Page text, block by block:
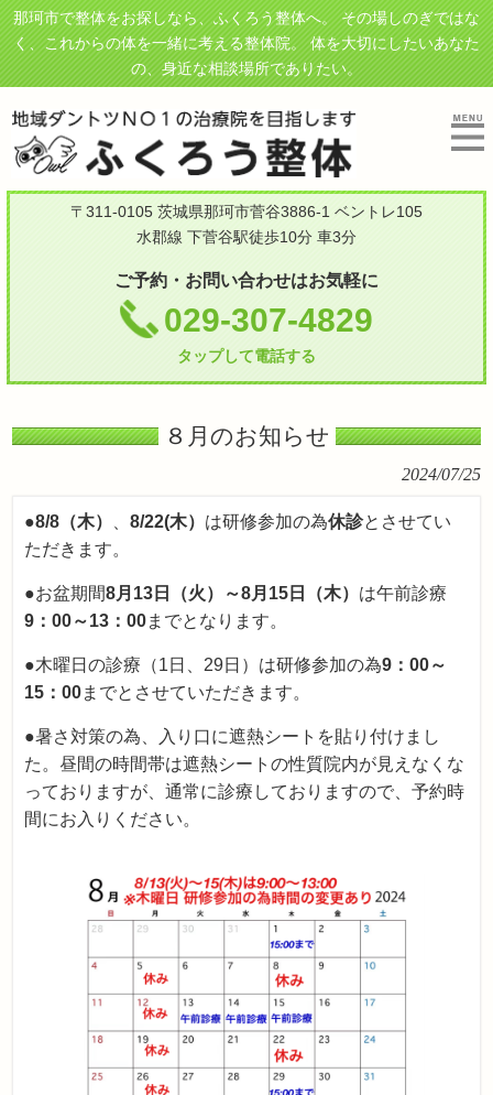
那珂市で整体をお探しなら、ふくろう整体へ。 その場しのぎではな
く、これからの体を一緒に考える整体院。 体を大切にしたいあなた
の、身近な相談場所でありたい。
〒311-0105 茨城県那珂市菅谷3886-1 ベントレ105
水郡線 下菅谷駅徒歩10分 車3分
ご予約・お問い合わせはお気軽に
029-307-4829
タップして電話する
８月のお知らせ
2024/07/25
●8/8（木） 、8/22(木） は研修参加の為休診とさせてい
ただきます。
●お盆期間8月13日（火）～8月15日（木） は午前診療
9：00～13：00までとなります。
●木曜日の診療（1日、29日）は研修参加の為9：00～
15：00までとさせていただきます。
●暑さ対策の為、入り口に遮熱シートを貼り付けまし
た。昼間の時間帯は遮熱シートの性質院内が見えなくな
っておりますが、通常に診療しておりますので、予約時
間にお入りください。